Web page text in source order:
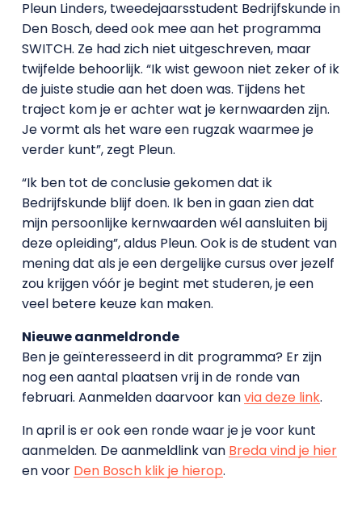
Pleun Linders, tweedejaarsstudent Bedrijfskunde in
Den Bosch, deed ook mee aan het programma
SWITCH. Ze had zich niet uitgeschreven, maar
twijfelde behoorlijk. “Ik wist gewoon niet zeker of ik
de juiste studie aan het doen was. Tijdens het
traject kom je er achter wat je kernwaarden zijn.
Je vormt als het ware een rugzak waarmee je
verder kunt”, zegt Pleun.
“Ik ben tot de conclusie gekomen dat ik
Bedrijfskunde blijf doen. Ik ben in gaan zien dat
mijn persoonlijke kernwaarden wél aansluiten bij
deze opleiding”, aldus Pleun. Ook is de student van
mening dat als je een dergelijke cursus over jezelf
zou krijgen vóór je begint met studeren, je een
veel betere keuze kan maken.
Nieuwe aanmeldronde
Ben je geïnteresseerd in dit programma? Er zijn
nog een aantal plaatsen vrij in de ronde van
februari. Aanmelden daarvoor kanvia deze link.
In april is er ook een ronde waar je je voor kunt
aanmelden. De aanmeldlink van Breda vind je hier
en voor Den Bosch klik je hierop.